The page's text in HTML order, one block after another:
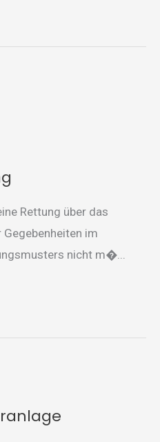
Rettung über das
im
nicht m�...